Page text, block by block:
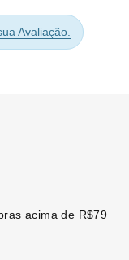
Avaliação.
acima de R$79